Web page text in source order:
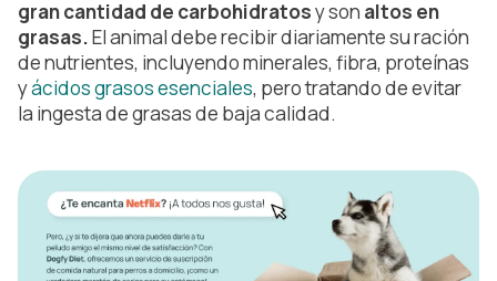
gran cantidad de carbohidratosy son altos en
grasas.El animal debe recibir diariamente su ración
de nutrientes, incluyendo minerales, fibra, proteínas
yácidos grasos esenciales, pero tratando de evitar
la ingesta de grasas de baja calidad.